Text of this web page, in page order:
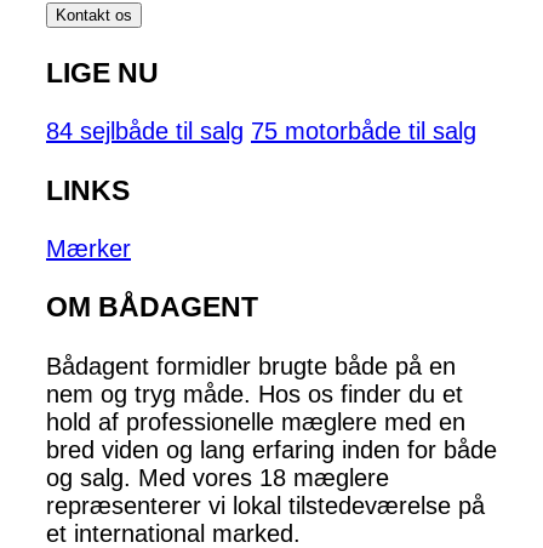
Kontakt os
LIGE NU
84 sejlbåde til salg 75 motorbåde til salg
LINKS
Mærker
OM BÅDAGENT
Bådagent formidler brugte både på en
nem og tryg måde. Hos os finder du et
hold af professionelle mæglere med en
bred viden og lang erfaring inden for både
og salg. Med vores 18 mæglere
repræsenterer vi lokal tilstedeværelse på
et international marked.